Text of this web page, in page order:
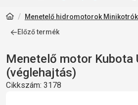
Menetelő hidromotorok
Előző termék
Menetelő motor Kubota
(véglehajtás)
Cikkszám: 3178